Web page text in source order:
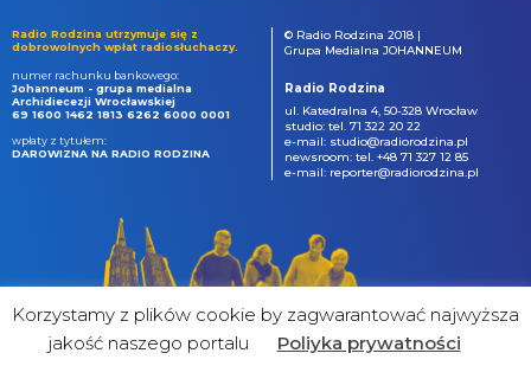
Radio Rodzina utrzymuje się z
dobrowolnych wpłat radiosłuchaczy.
numer rachunku bankowego:
Johanneum - grupa medialna
Archidiecezji Wrocławskiej
69 1600 1462 1813 6262 6000 0001
wpłaty z tytułem:
DAROWIZNA NA RADIO RODZINA
© Radio Rodzina 2018 |
Grupa Medialna JOHANNEUM
Radio Rodzina
ul. Katedralna 4, 50-328 Wrocław
studio: tel. 71 322 20 22
e-mail: studio@radiorodzina.pl
newsroom: tel. +48 71 327 12 85
e-mail: reporter@radiorodzina.pl
Korzystamy z plików cookie by zagwarantować najwyższa
jakość naszego portalu
Poliyka prywatności